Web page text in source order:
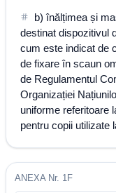
b) înălțimea și
destinat dispozitivul
cum este indicat de
de fixare în scaun
de Regulamentul
Organizației
uniforme referitoare
pentru copii utilizate
ANEXA Nr. 1F